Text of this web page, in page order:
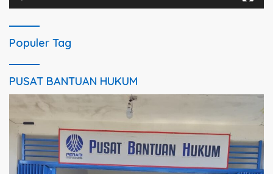
Populer Tag
PUSAT BANTUAN HUKUM